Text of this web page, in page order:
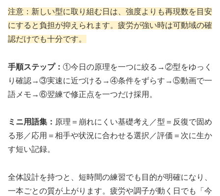
注意：新しい型に取り組む日は、強度よりも再現数を目安
にすると負担が抑えられます。疲労が強い時は可動域の確
認だけでも十分です。
手順ステップ： ①今日の原理を一つに絞る→②型をゆっく
り確認→③実速に近づける→④条件をずらす→⑤動画で一
語メモ→⑥翌練で修正点を一つだけ採用。
ミニ用語集： 原理＝崩れにくい基礎考え／型＝反復で固め
る形／応用＝相手や状況に合わせる選択／評価＝次に生か
す短い記録。
全体設計を持つと、短時間の練習でも目的が明確になり、
一本ごとの質が上がります。疲労や調子が動く日でも「今